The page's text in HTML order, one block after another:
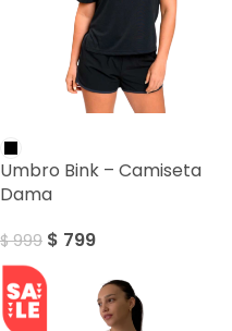
Umbro Bink – Camiseta
Dama
$999 $ 799